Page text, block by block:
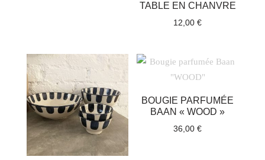
TABLE EN CHANVRE
12,00€
BOUGIE PARFUMÉE
BAAN « WOOD »
36,00€